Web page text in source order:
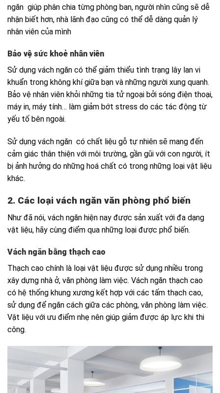
ngăn giúp phân chia từng phòng ban, người nhìn cũng sẽ dễ
nhận biết hơn, nhà lãnh đạo cũng có thể dễ dàng quản lý
nhân viên của mình
Bảo vệ sức khoẻ nhân viên
Sử dụng vách ngăn có thể giảm thiểu tình trạng lây lan vi
khuẩn trong không khí giữa bạn và những người xung quanh.
Bảo vệ nhân viên khỏi những tia tử ngoại bởi sóng điện thoại,
máy in, máy tính… làm giảm bớt stress do các tác động từ
yếu tố bên ngoài.
Sử dụng vách ngăn có chất liệu gỗ tự nhiên sẽ mang đến
cảm giác thân thiện với môi trường, gần gũi với con người, ít
bị ảnh hưởng do những hoá chất có trong những loại vật liệu
khác.
2. Các loại vách ngăn văn phòng phổ biến
Như đã nói, vách ngăn hiện nay được sản xuất với đa dạng
vật liệu, hãy cùng điểm qua những loại được phổ biến.
Vách ngăn bằng thạch cao
Thạch cao chính là loại vật liệu được sử dụng nhiều trong
xây dựng nhà ở, văn phòng làm việc. Vách ngăn thạch cao
có hệ thống khung xương kết hợp với các tấm thạch cao,
sử dụng để ngăn cách giữa các phòng, văn phòng làm việc.
Vật liệu với ưu điểm nhẹ nên giúp giảm được áp lực khi thi
công.